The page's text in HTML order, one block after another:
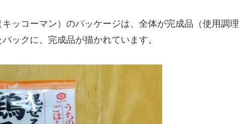
ッコーマン）のパッケージは、全体が完成品（使用調理
ックに、完成品が描かれています。